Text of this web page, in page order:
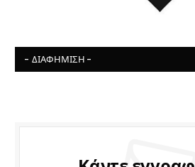
- ΔΙΑΦΉΜΙΣΗ -